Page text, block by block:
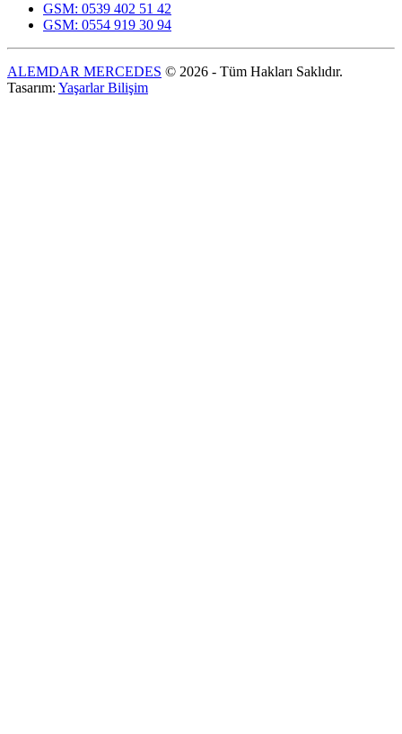
GSM: 0539 402 51 42
GSM: 0554 919 30 94
ALEMDAR MERCEDES © 2026 - Tüm Hakları Saklıdır.
Tasarım: Yaşarlar Bilişim